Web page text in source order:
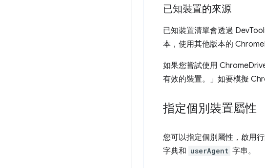
已知裝置的來源
已知裝置清單會透過
本，使用其他版本的
如果您嘗試使用
有效的裝置。」如要模擬
指定個別裝置屬性
您可以指定個別屬性，啟用
字典和 userAgent 字串。